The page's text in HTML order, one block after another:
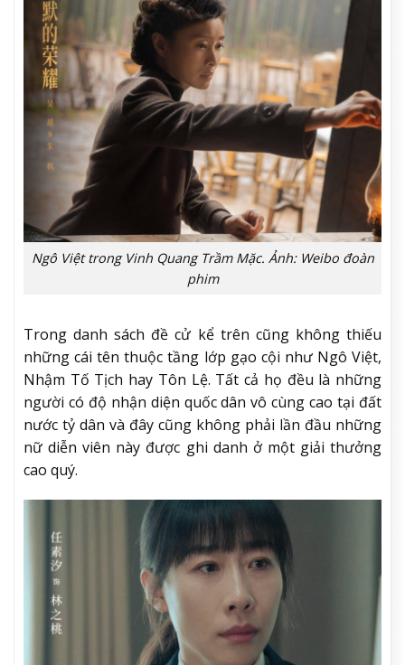
Ngô Việt trong Vinh Quang Trầm Mặc. Ảnh: Weibo đoàn
phim
Trong danh sách đề cử kể trên cũng không thiếu
những cái tên thuộc tầng lớp gạo cội như Ngô Việt,
Nhậm Tố Tịch hay Tôn Lệ. Tất cả họ đều là những
người có độ nhận diện quốc dân vô cùng cao tại đất
nước tỷ dân và đây cũng không phải lần đầu những
nữ diễn viên này được ghi danh ở một giải thưởng
cao quý.